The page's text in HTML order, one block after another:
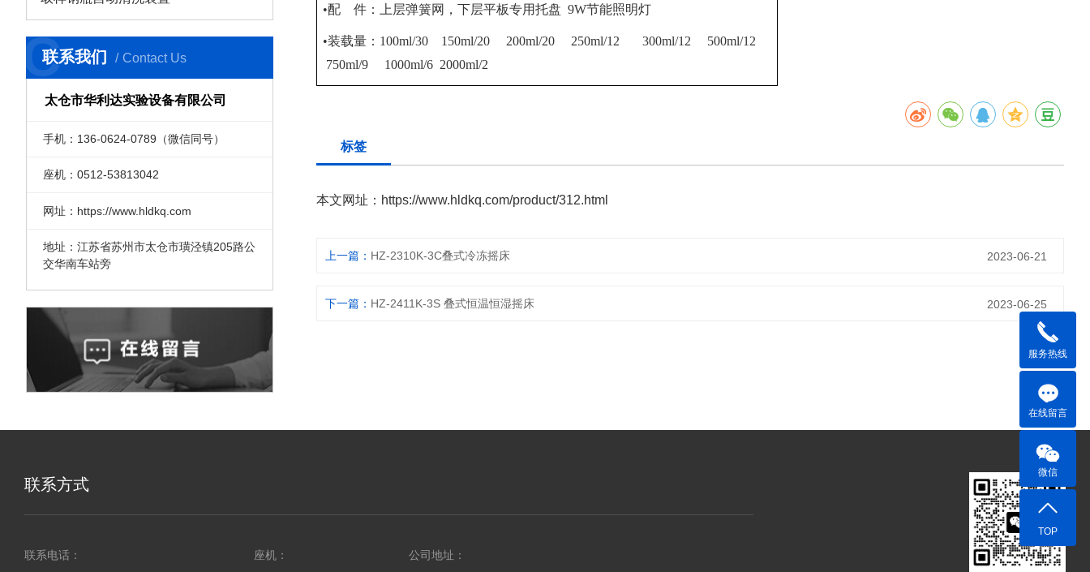
联系我们 Contact Us
C
太仓市华利达实验设备有限公司
手机：136-0624-0789（微信同号）
座机：0512-53813042
网址：https://www.hldkq.com
地址：江苏省苏州市太仓市璜泾镇205路公
交华南车站旁
•配 件：上层弹簧网，下层平板专用托盘 9W节能照明灯
•装载量：100ml/30 150ml/20 200ml/20 250ml/12 300ml/12 500ml/12
750ml/9 1000ml/6 2000ml/2
标签
本文网址： https://www.hldkq.com/product/312.html
上一篇： HZ-2310K-3C叠式冷冻摇床 2023-06-21
下一篇： HZ-2411K-3S 叠式恒温恒湿摇床 2023-06-25
联系方式
联系电话： 座机： 公司地址：
服务热线
在线留言
微信
TOP